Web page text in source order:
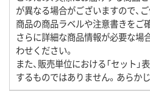
が異なる場合がございますので、
商品の商品ラベルや注意書きをご
さらに詳細な商品情報が必要な場
わせください。
また、販売単位における「セット」
するものではありません。あらか